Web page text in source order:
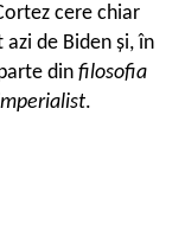
cere chiar
de Biden și, în
din filosofia
.